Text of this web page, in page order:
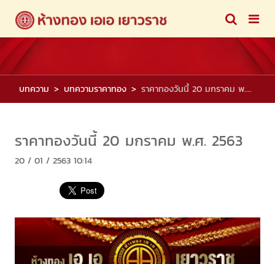
บทความ บทความราคาทอง ราคาทองวันนี้ 20 มกราคม พ.ศ. 2563
ราคาทองวันนี้ 20 มกราคม พ.ศ. 2563
20 / 01 / 2563 10:14